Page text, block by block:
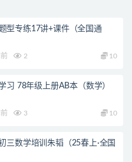
型专练17讲+课件（全国通
2 10
习 78年级上册AB本（数学）
3 10
三数学培训朱韬（25春上·全国